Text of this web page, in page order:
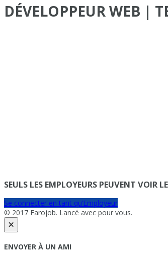
DÉVELOPPEUR WEB |
SEULS LES EMPLOYEURS PEUVENT VOIR
Se connecter en tant qu’Employeur
© 2017 Farojob. Lancé avec pour vous.
×
ENVOYER À UN AMI